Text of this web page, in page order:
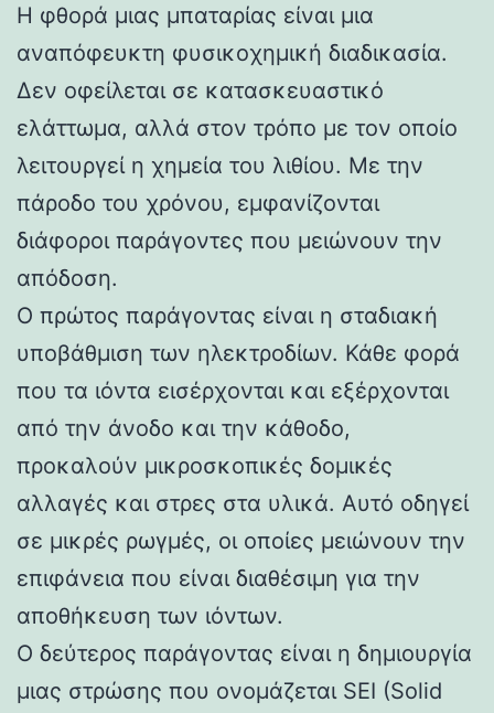
Η φθορά μιας μπαταρίας είναι μια
αναπόφευκτη φυσικοχημική διαδικασία.
Δεν οφείλεται σε κατασκευαστικό
ελάττωμα, αλλά στον τρόπο με τον οποίο
λειτουργεί η χημεία του λιθίου. Με την
πάροδο του χρόνου, εμφανίζονται
διάφοροι παράγοντες που μειώνουν την
απόδοση.
Ο πρώτος παράγοντας είναι η σταδιακή
υποβάθμιση των ηλεκτροδίων. Κάθε φορά
που τα ιόντα εισέρχονται και εξέρχονται
από την άνοδο και την κάθοδο,
προκαλούν μικροσκοπικές δομικές
αλλαγές και στρες στα υλικά. Αυτό οδηγεί
σε μικρές ρωγμές, οι οποίες μειώνουν την
επιφάνεια που είναι διαθέσιμη για την
αποθήκευση των ιόντων.
Ο δεύτερος παράγοντας είναι η δημιουργία
μιας στρώσης που ονομάζεται SEI (Solid